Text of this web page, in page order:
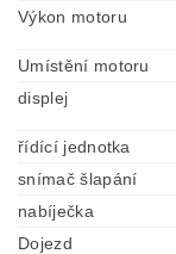
Výkon motoru
Umístění motoru
displej
řídící jednotka
snímač šlapání
nabíječka
Dojezd